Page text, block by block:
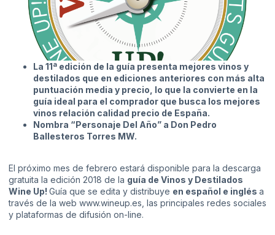
La 11ª edición de la guía presenta mejores vinos y
destilados que en ediciones anteriores con más alta
puntuación media y precio, lo que la convierte en la
guía ideal para el comprador que busca los mejores
vinos relación calidad precio de España.
Nombra “Personaje Del Año” a Don Pedro
Ballesteros Torres MW.
El próximo mes de febrero estará disponible para la descarga
gratuita la edición 2018 de la guía de Vinos y Destilados
Wine Up! Guía que se edita y distribuye en español e inglés a
través de la web www.wineup.es , las principales redes sociales
y plataformas de difusión on-line.